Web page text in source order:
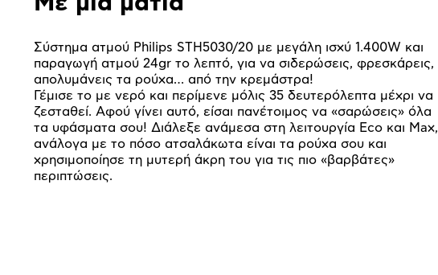
Σύστημα ατμού Philips STH5030/20 με μεγάλη ισχύ 1.400W και
παραγωγή ατμού 24gr το λεπτό, για να σιδερώσεις, φρεσκάρεις,
απολυμάνεις τα ρούχα… από την κρεμάστρα!
Γέμισε το με νερό και περίμενε μόλις 35 δευτερόλεπτα μέχρι να
ζεσταθεί. Αφού γίνει αυτό, είσαι πανέτοιμος να «σαρώσεις» όλα
τα υφάσματα σου! Διάλεξε ανάμεσα στη λειτουργία Eco και Μax,
ανάλογα με το πόσο ατσαλάκωτα είναι τα ρούχα σου και
χρησιμοποίησε τη μυτερή άκρη του για τις πιο «βαρβάτες»
περιπτώσεις.